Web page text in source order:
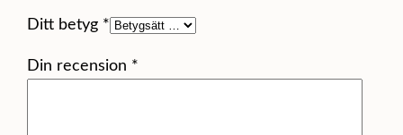
d
Ditt betyg *
Din recension *